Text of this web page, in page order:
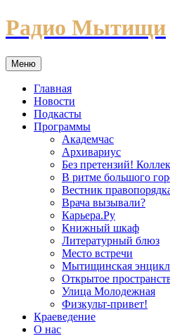
Перейти
к
Радио Мытищи
Меню
Главная
Новости
Подкасты
Программы
Академчас
Архивариус
Без претензий!
В ритме большого
Вестник
Врача вызывали?
Карьера.Ру
Книжный шкаф
Литературный блюз
Место встречи
Мытищинская
Открытое
Улица Молодежная
Физкульт-привет!
Краеведение
О нас